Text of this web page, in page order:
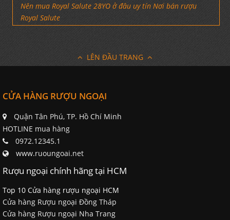
Nên mua Royal Salute 28YO ở đâu uy tín Nơi bán rượu
Royal Salute
LÊN ĐẦU TRANG
CỬA HÀNG RƯỢU NGOẠI
Quận Tân Phú, TP. Hồ Chí Minh
HOTLINE mua hàng
0972.12345.1
www.ruoungoai.net
Rượu ngoại chính hãng tại HCM
Top 10 Cửa hàng rượu ngoại HCM
Cửa hàng Rượu ngoại Đồng Tháp
Cửa hàng Rượu ngoại Nha Trang